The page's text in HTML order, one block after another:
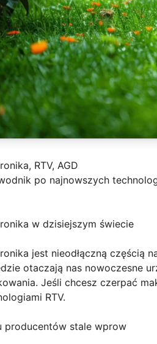
RTV, AGD
po najnowszych
w dzisiejszym świecie
jest nieodłączną częścią
otaczają nas nowoczesne
Jeśli chcesz czerpać
RTV.
producentów stale wprow